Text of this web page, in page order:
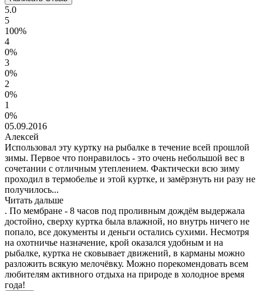
5.0
5
100%
4
0%
3
0%
2
0%
1
0%
05.09.2016
Алексей
Использовал эту куртку на рыбалке в течение всей прошлой
зимы. Первое что понравилось - это очень небольшой вес в
сочетании с отличным утеплением. Фактически всю зиму
проходил в термобелье и этой куртке, и замёрзнуть ни разу не
получилось...
Читать дальше
. По мембране - 8 часов под проливным дождём выдержала
достойно, сверху куртка была влажной, но внутрь ничего не
попало, все документы и деньги остались сухими. Несмотря
на охотничье назначение, крой оказался удобным и на
рыбалке, куртка не сковывает движений, в карманы можно
разложить всякую мелочёвку. Можно порекомендовать всем
любителям активного отдыха на природе в холодное время
года!